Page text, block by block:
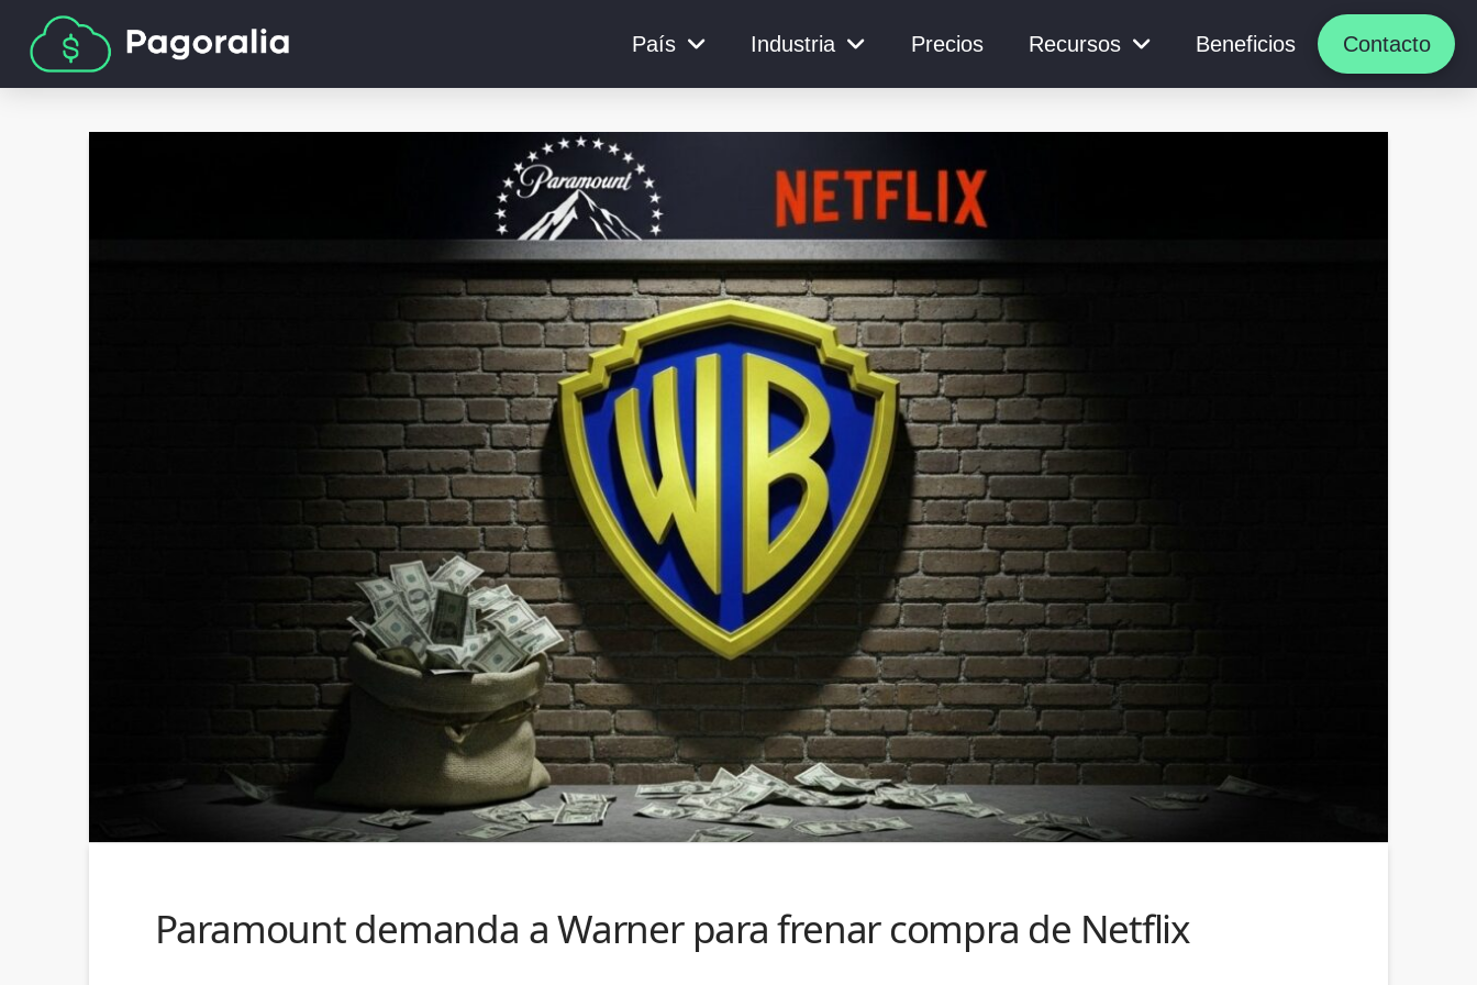
País Industria Precios Recursos Beneficios Contacto
Paramount demanda a Warner para frenar compra de Netflix